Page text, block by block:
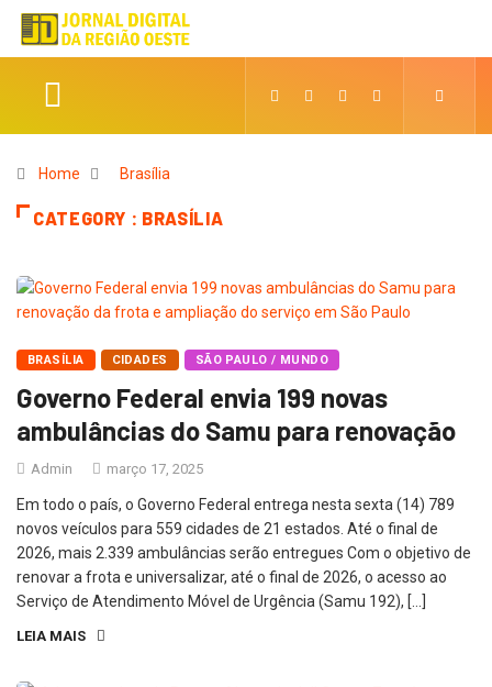
Home Brasília
CATEGORY : BRASÍLIA
BRASÍLIA CIDADES SÃO PAULO / MUNDO
Governo Federal envia 199 novas
ambulâncias do Samu para renovação
Admin março 17, 2025
Em todo o país, o Governo Federal entrega nesta sexta (14) 789
novos veículos para 559 cidades de 21 estados. Até o final de
2026, mais 2.339 ambulâncias serão entregues Com o objetivo de
renovar a frota e universalizar, até o final de 2026, o acesso ao
Serviço de Atendimento Móvel de Urgência (Samu 192), […]
LEIA MAIS